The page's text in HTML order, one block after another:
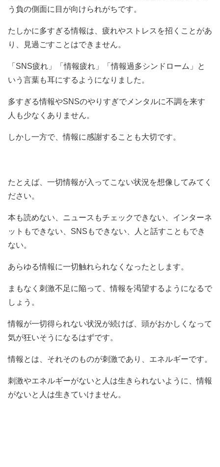
う負の側面に目が向けられがちです。
たしかに多すぎる情報は、疲れやストレスを招くことがあ
り、見過ごすことはできません。
「SNS疲れ」「情報疲れ」「情報過多シンドローム」と
いう言葉も耳にするようになりました。
多すぎる情報やSNSのやりすぎでメンタルに不調を来す
人も少なくありません。
しかし一方で、情報に感謝することも大切です。
たとえば、一切情報が入ってこない状況を想像してみてく
ださい。
本も読めない、ニュースもチェックできない、インターネ
ットもできない、SNSもできない、人と話すこともでき
ない。
あらゆる情報に一切触れられなくなったとします。
まもなく刺激不足に陥って、情報を渇望するようになるで
しょう。
情報が一切得られない状況が続けば、頭がおかしくなって
気が狂いそうになるはずです。
情報とは、それそのものが刺激であり、エネルギーです。
刺激やエネルギーがないと人は生きられないように、情報
がないと人は生きていけません。